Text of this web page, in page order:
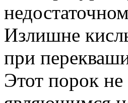
Излишне
при
Этот порок